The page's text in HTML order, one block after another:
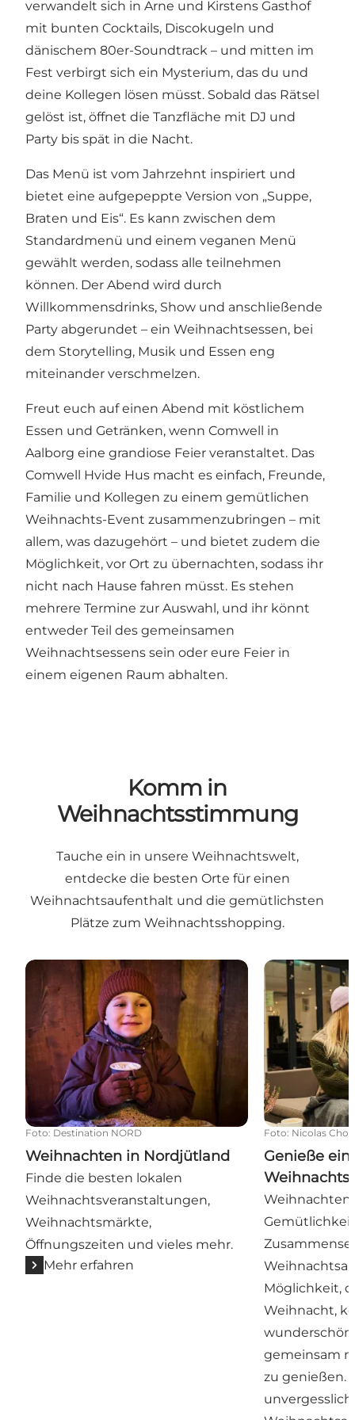
verwandelt sich in Arne und Kirstens Gasthof
mit bunten Cocktails, Discokugeln und
dänischem 80er-Soundtrack – und mitten im
Fest verbirgt sich ein Mysterium, das du und
deine Kollegen lösen müsst. Sobald das Rätsel
gelöst ist, öffnet die Tanzfläche mit DJ und
Party bis spät in die Nacht.
Das Menü ist vom Jahrzehnt inspiriert und
bietet eine aufgepeppte Version von „Suppe,
Braten und Eis“. Es kann zwischen dem
Standardmenü und einem veganen Menü
gewählt werden, sodass alle teilnehmen
können. Der Abend wird durch
Willkommensdrinks, Show und anschließende
Party abgerundet – ein Weihnachtsessen, bei
dem Storytelling, Musik und Essen eng
miteinander verschmelzen.
Freut euch auf einen Abend mit köstlichem
Essen und Getränken, wenn Comwell in
Aalborg eine grandiose Feier veranstaltet. Das
Comwell Hvide Hus macht es einfach, Freunde,
Familie und Kollegen zu einem gemütlichen
Weihnachts-Event zusammenzubringen – mit
allem, was dazugehört – und bietet zudem die
Möglichkeit, vor Ort zu übernachten, sodass ihr
nicht nach Hause fahren müsst. Es stehen
mehrere Termine zur Auswahl, und ihr könnt
entweder Teil des gemeinsamen
Weihnachtsessens sein oder eure Feier in
einem eigenen Raum abhalten.
Komm in
Weihnachtsstimmung
Tauche ein in unsere Weihnachtswelt,
entdecke die besten Orte für einen
Weihnachtsaufenthalt und die gemütlichsten
Plätze zum Weihnachtsshopping.
Weihnachten in Nordjütland
Foto: Destination NORD
Weihnachten in Nordjütland
Finde die besten lokalen
Weihnachtsveranstaltungen,
Weihnachtsmärkte,
Öffnungszeiten und vieles mehr.
Mehr erfahren
Genieße
Foto: Nicolas Cho
Genieße
Weihnachten
Möglichkeit,
Weihnacht,
gemeinsam
zu genießen.